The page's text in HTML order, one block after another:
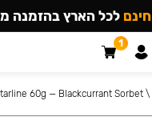
\
60g — Blackcurrant Sorbet
חינם לכל הארץ בהזמנה מעל
1